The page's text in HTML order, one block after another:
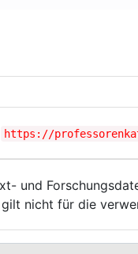
https://
und
nicht für die